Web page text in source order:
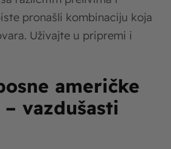
pronašli kombinaciju koja
Uživajte u pripremi i
američke
vazdušasti